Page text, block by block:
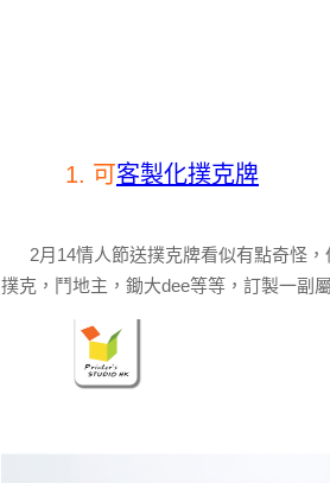
1. 可客製化撲克牌
2月14情人節送撲克牌看似有點奇怪
撲克，鬥地主，鋤大dee等等，訂製一副